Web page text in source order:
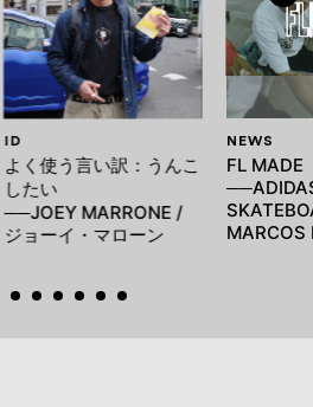
ID
よく使う言い訳：うんこ
したい
──JOEY MARRONE /
ジョーイ・マローン
NEWS
FL MADE
MARCOS